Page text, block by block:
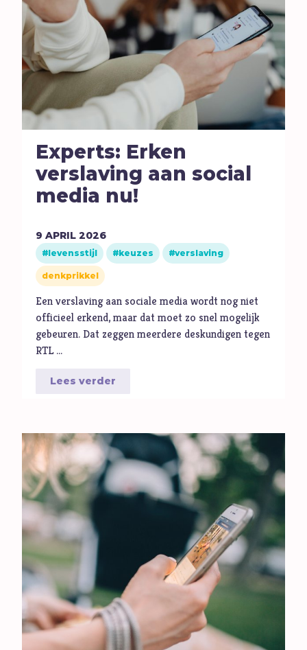
Experts: Erken
verslaving aan social
media nu!
9 APRIL 2026
levensstijl keuzes verslaving
denkprikkel
Een verslaving aan sociale media wordt nog niet
officieel erkend, maar dat moet zo snel mogelijk
gebeuren. Dat zeggen meerdere deskundigen tegen
RTL …
Lees verder